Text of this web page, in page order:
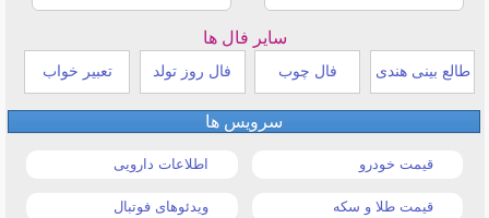
سایر فال ها
طالع بینی هندی فال چوب فال روز تولد تعبیر خواب
سرویس ها
قیمت خودرو اطلاعات دارویی
قیمت طلا و سکه ویدئوهای فوتبال